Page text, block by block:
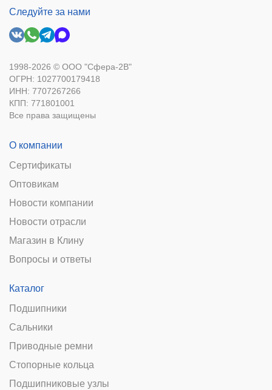
Следуйте за нами
1998-2026 © ООО "Сфера-2В"
ОГРН: 1027700179418
ИНН: 7707267266
КПП: 771801001
Все права защищены
О компании
Сертификаты
Оптовикам
Новости компании
Новости отрасли
Магазин в Клину
Вопросы и ответы
Каталог
Подшипники
Сальники
Приводные ремни
Стопорные кольца
Подшипниковые узлы